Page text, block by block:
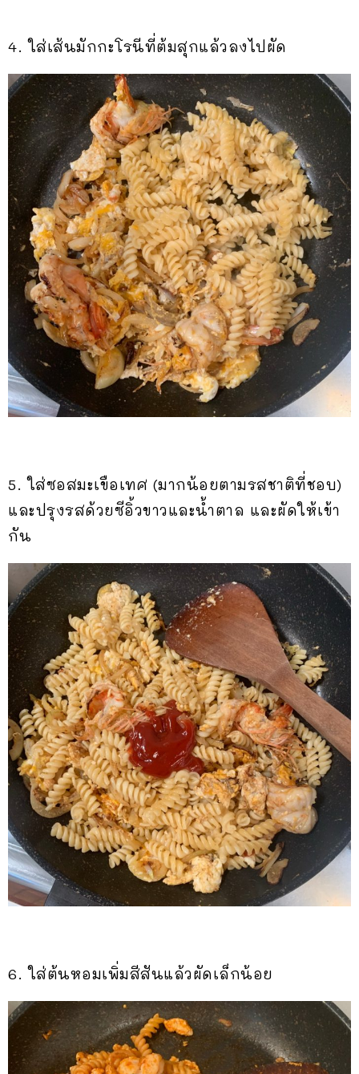
4. ใส่เส้นมักกะโรนีที่ต้มสุกแล้วลงไปผัด
5. ใส่ซอสมะเขือเทศ (มากน้อยตามรสชาติที่ชอบ)
และปรุงรสด้วยซีอิ้วขาวและน้ำตาล และผัดให้เข้า
กัน
6. ใส่ต้นหอมเพิ่มสีสันแล้วผัดเล็กน้อย